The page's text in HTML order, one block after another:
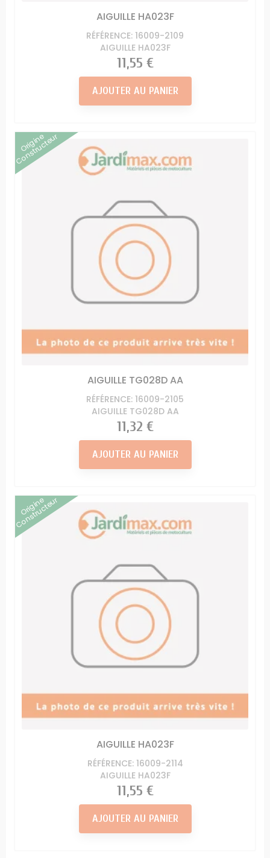
AIGUILLE HA023F
RÉFÉRENCE: 16009-2109
AIGUILLE HA023F
Prix
11,55 €
AJOUTER AU PANIER
Origine
Constructeur
AIGUILLE TG028D AA
RÉFÉRENCE: 16009-2105
AIGUILLE TG028D AA
Prix
11,32 €
AJOUTER AU PANIER
Origine
Constructeur
AIGUILLE HA023F
RÉFÉRENCE: 16009-2114
AIGUILLE HA023F
Prix
11,55 €
AJOUTER AU PANIER